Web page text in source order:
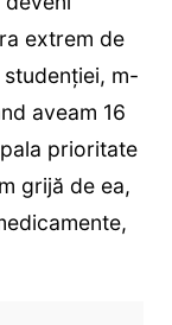
extrem de
m-
aveam 16
prioritate
grijă de ea,